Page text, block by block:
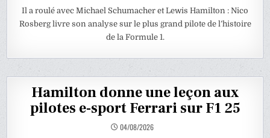
Il a roulé avec Michael Schumacher et Lewis Hamilton : Nico
Rosberg livre son analyse sur le plus grand pilote de l’histoire
de la Formule 1.
Hamilton donne une leçon aux
pilotes e-sport Ferrari sur F1 25
04/08/2026